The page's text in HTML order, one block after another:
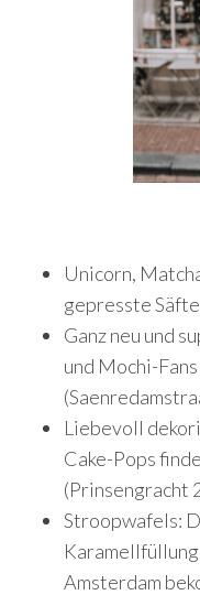
Unicorn,
gepresste
Ganz neu und
und Mochi-
Liebevoll
Cake-Pops
(Prinsengracht
Stroopwafels:
Amsterdam